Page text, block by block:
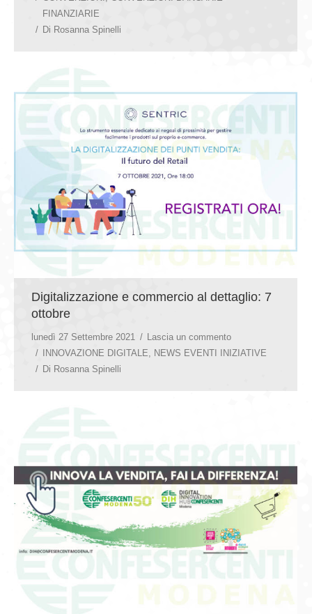
FINANZIARIE
Di Rosanna Spinelli
Digitalizzazione e commercio al dettaglio: 7
ottobre
lunedì 27 Settembre 2021
Lascia un commento
INNOVAZIONE DIGITALE, NEWS EVENTI INIZIATIVE
Di Rosanna Spinelli